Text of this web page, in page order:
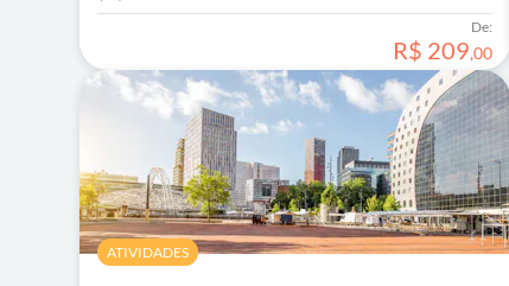
De:
R$ 209,00
ATIVIDADES